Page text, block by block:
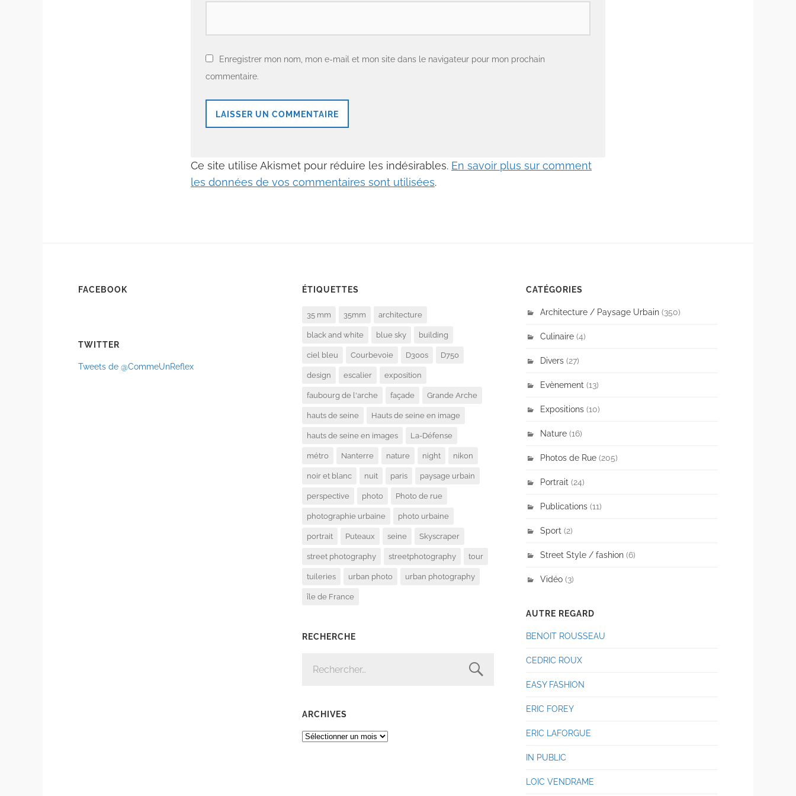
Enregistrer mon nom, mon e-mail et mon site dans le navigateur pour mon prochain
commentaire.
Ce site utilise Akismet pour réduire les indésirables. En savoir plus sur comment
les données de vos commentaires sont utilisées.
FACEBOOK
TWITTER
Tweets de @CommeUnReflex
ÉTIQUETTES
35 mm 35mm architecture
black and white blue sky building
ciel bleu Courbevoie D300s D750
design escalier exposition
faubourg de l'arche façade Grande Arche
hauts de seine Hauts de seine en image
hauts de seine en images La-Défense
métro Nanterre nature night nikon
noir et blanc nuit paris paysage urbain
perspective photo Photo de rue
photographie urbaine photo urbaine
portrait Puteaux seine Skyscraper
street photography streetphotography tour
tuileries urban photo urban photography
île de France
RECHERCHE
ARCHIVES
ARCHIVES
CATÉGORIES
Architecture / Paysage Urbain (350)
Culinaire (4)
Divers (27)
Evènement (13)
Expositions (10)
Nature (16)
Photos de Rue (205)
Portrait (24)
Publications (11)
Sport (2)
Street Style / fashion (6)
Vidéo (3)
AUTRE REGARD
BENOIT ROUSSEAU
CEDRIC ROUX
EASY FASHION
ERIC FOREY
ERIC LAFORGUE
IN PUBLIC
LOIC VENDRAME